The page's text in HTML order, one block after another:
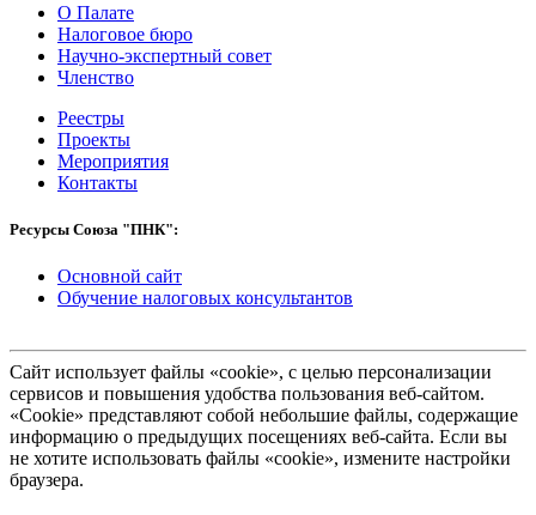
О Палате
Налоговое бюро
Научно-экспертный совет
Членство
Реестры
Проекты
Мероприятия
Контакты
Ресурсы Союза "ПНК":
Основной сайт
Обучение налоговых консультантов
Сайт использует файлы «cookie», с целью персонализации
сервисов и повышения удобства пользования веб-сайтом.
«Cookie» представляют собой небольшие файлы, содержащие
информацию о предыдущих посещениях веб-сайта. Если вы
не хотите использовать файлы «cookie», измените настройки
браузера.